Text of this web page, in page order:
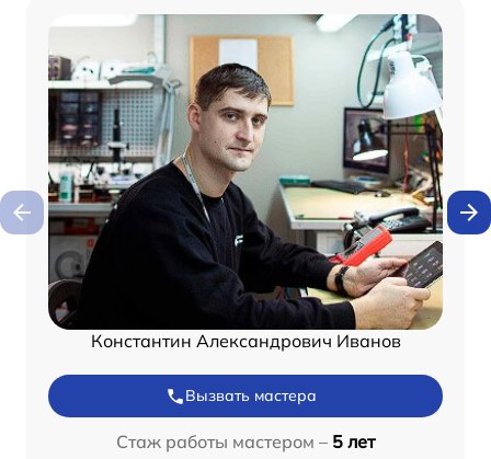
Константин Александрович Иванов
Вызвать мастера
Стаж работы мастером – 5 лет